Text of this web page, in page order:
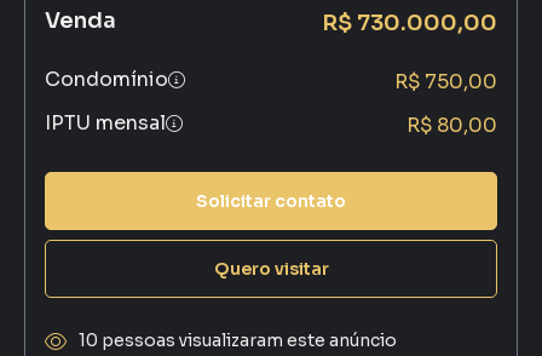
Venda R$ 730.000,00
Condomínio
R$ 750,00
IPTU mensal
R$ 80,00
Solicitar contato
Quero visitar
10 pessoas visualizaram este anúncio